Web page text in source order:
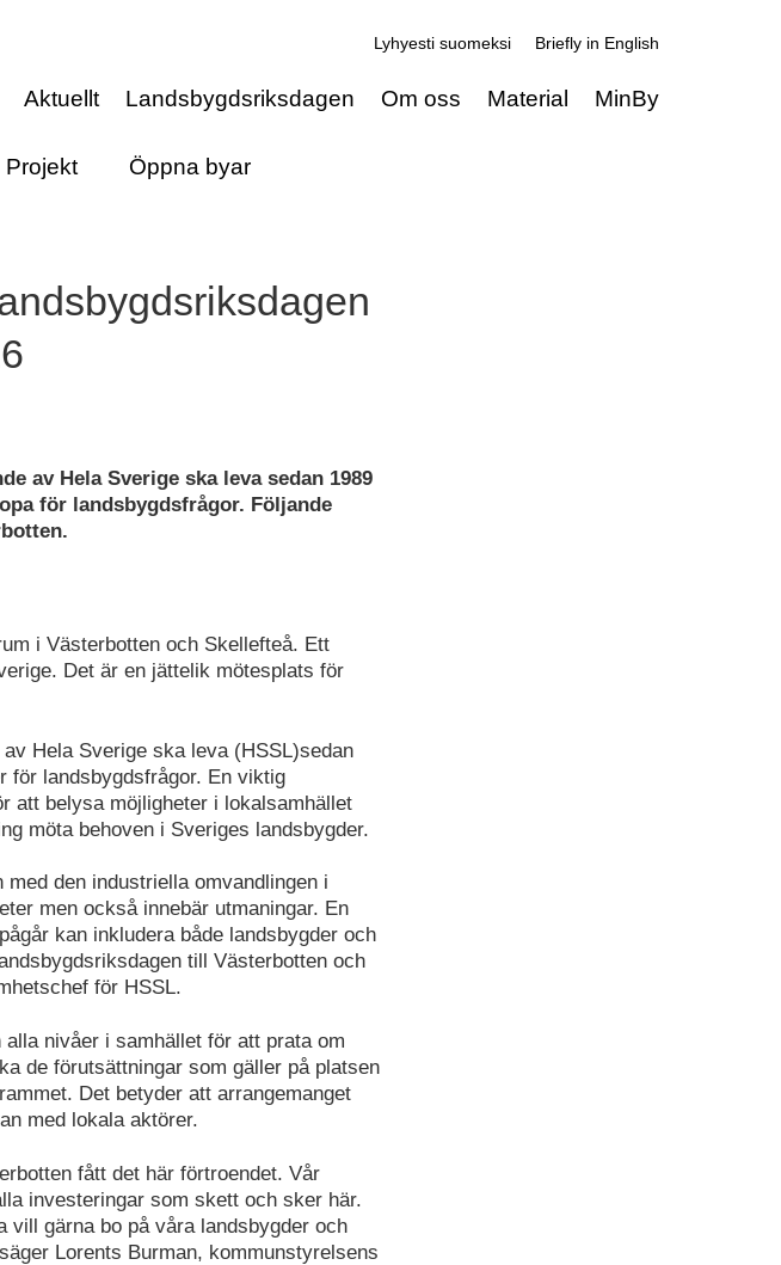
Lyhyesti suomeksi Briefly in English
Aktuellt Landsbygdsriksdagen Om oss Material MinBy
Projekt Öppna byar
av Hela Sverige ska leva sedan 1989
för landsbygdsfrågor. Följande
i Västerbotten och Skellefteå. Ett
Det är en jättelik mötesplats för
Hela Sverige ska leva (HSSL)sedan
för landsbygdsfrågor. En viktig
att belysa möjligheter i lokalsamhället
möta behoven i Sveriges landsbygder.
den industriella omvandlingen i
men också innebär utmaningar. En
kan inkludera både landsbygder och
till Västerbotten och
för HSSL.
nivåer i samhället för att prata om
de förutsättningar som gäller på platsen
Det betyder att arrangemanget
med lokala aktörer.
fått det här förtroendet. Vår
investeringar som skett och sker här.
vill gärna bo på våra landsbygder och
Lorents Burman, kommunstyrelsens